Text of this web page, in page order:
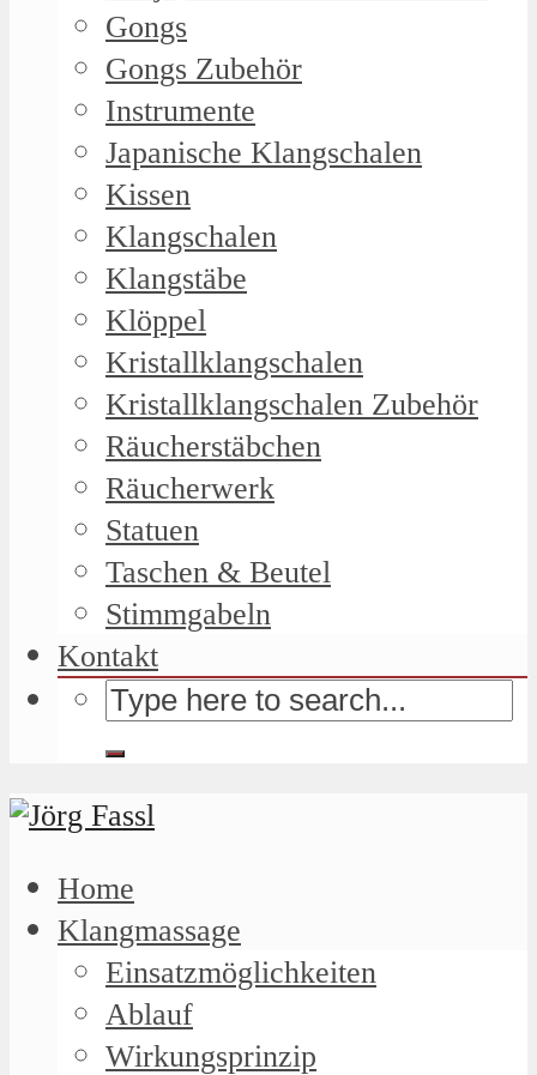
Gongs
Gongs Zubehör
Instrumente
Japanische Klangschalen
Kissen
Klangschalen
Klangstäbe
Klöppel
Kristallklangschalen
Kristallklangschalen Zubehör
Räucherstäbchen
Räucherwerk
Statuen
Taschen & Beutel
Stimmgabeln
Kontakt
Home
Klangmassage
Einsatzmöglichkeiten
Ablauf
Wirkungsprinzip